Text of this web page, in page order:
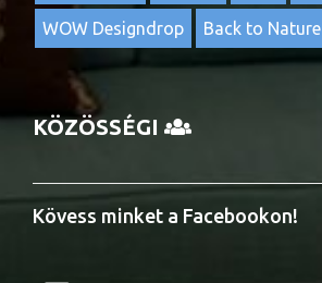
WOW Designdrop Back to Nature
KÖZÖSSÉGI
Kövess minket a Facebookon!